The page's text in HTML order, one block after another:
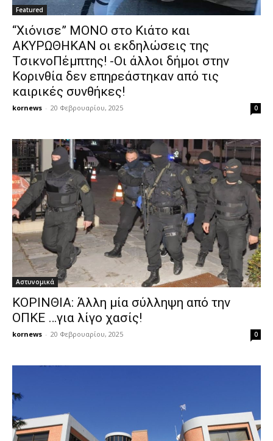
Featured
“Χιόνισε” ΜΟΝΟ στο Κιάτο και
ΑΚΥΡΩΘΗΚΑΝ οι εκδηλώσεις της
ΤσικνοΠέμπτης! -Οι άλλοι δήμοι στην
Κορινθία δεν επηρεάστηκαν από τις
καιρικές συνθήκες!
kornews - 20 Φεβρουαρίου, 2025 0
Αστυνομικά
ΚΟΡΙΝΘΙΑ: Άλλη μία σύλληψη από την
ΟΠΚΕ …για λίγο χασίς!
kornews - 20 Φεβρουαρίου, 2025 0